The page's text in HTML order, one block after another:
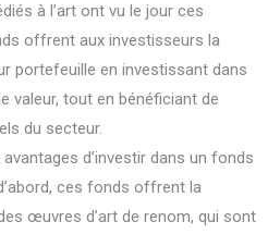
à l’art ont vu le jour ces
offrent aux investisseurs la
portefeuille en investissant dans
valeur, tout en bénéficiant de
du secteur.
d’investir dans un fonds
ces fonds offrent la
œuvres d’art de renom, qui sont